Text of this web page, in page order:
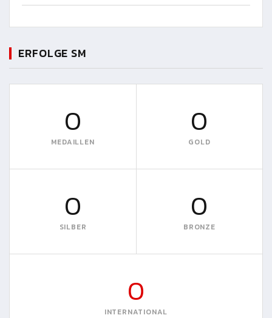
ERFOLGE SM
0
MEDAILLEN
0
GOLD
0
SILBER
0
BRONZE
0
INTERNATIONAL